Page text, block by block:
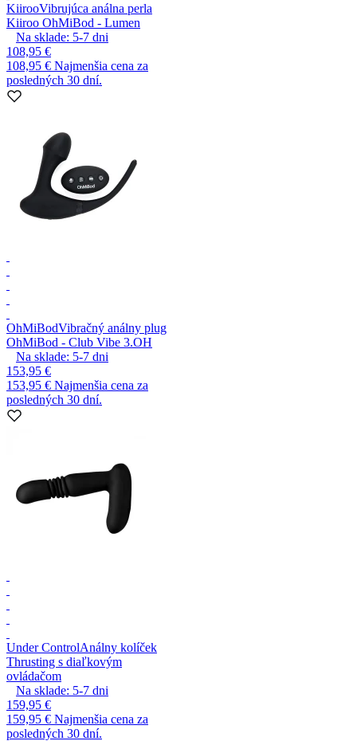
KiirooVibrujúca análna perla
Kiiroo OhMiBod - Lumen
Na sklade: 5-7 dni
108,95 €
108,95 € Najmenšia cena za
posledných 30 dní.
OhMiBodVibračný análny plug
OhMiBod - Club Vibe 3.OH
Na sklade: 5-7 dni
153,95 €
153,95 € Najmenšia cena za
posledných 30 dní.
Under ControlAnálny kolíček
Thrusting s diaľkovým
ovládačom
Na sklade: 5-7 dni
159,95 €
159,95 € Najmenšia cena za
posledných 30 dní.